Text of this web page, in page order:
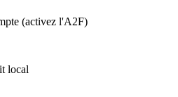
(activez l'A2F)
local